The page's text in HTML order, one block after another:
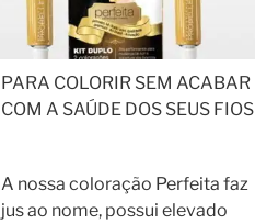
PARA COLORIR SEM ACABAR
COM A SAÚDE DOS SEUS FIOS
A nossa coloração Perfeita faz
jus ao nome, possui elevado